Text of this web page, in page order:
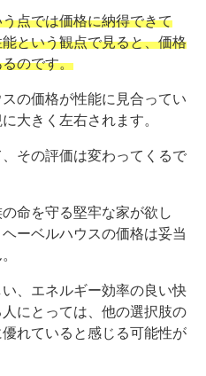
点では価格に納得できて
という観点で見ると、価格
のです。
の価格が性能に見合ってい
大きく左右されます。
その評価は変わってくるで
命を守る堅牢な家が欲し
ーベルハウスの価格は妥当
、エネルギー効率の良い快
にとっては、他の選択肢の
れていると感じる可能性が